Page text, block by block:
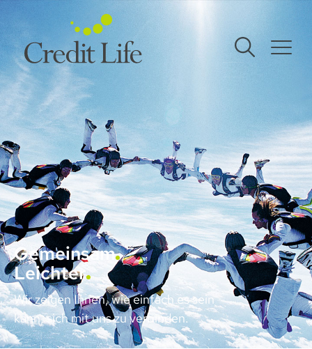
Gemeinsam
Leichter
Wir zeigen Ihnen, wie einfach es sein
kann, sich mit uns zu verbinden.